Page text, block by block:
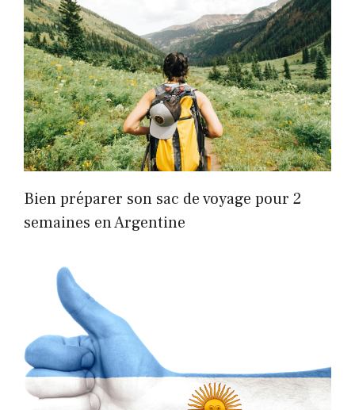
Bien préparer son sac de voyage pour 2
semaines en Argentine